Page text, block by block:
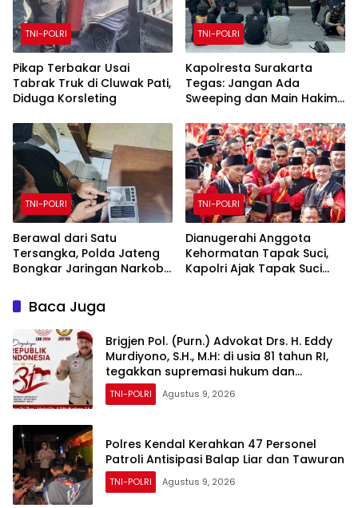
TNI-POLRI
Pikap Terbakar Usai
Tabrak Truk di Cluwak Pati,
Diduga Korsleting
TNI-POLRI
Kapolresta Surakarta
Tegas: Jangan Ada
Sweeping dan Main Hakim
TNI-POLRI
Berawal dari Satu
Tersangka, Polda Jateng
Bongkar Jaringan Narkoba
18,59 Gram Sabu
TNI-POLRI
Dianugerahi Anggota
Kehormatan Tapak Suci,
Kapolri Ajak Tapak Suci
Baca Juga
Brigjen Pol. (Purn.) Advokat Drs. H. Eddy
Murdiyono, S.H., M.H: di usia 81 tahun RI,
tegakkan supremasi hukum dan
keadilan untuk seluruh rakyat Indonesia
TNI-POLRI Agustus 9, 2026
Polres Kendal Kerahkan 47 Personel
Patroli Antisipasi Balap Liar dan Tawuran
TNI-POLRI Agustus 9, 2026